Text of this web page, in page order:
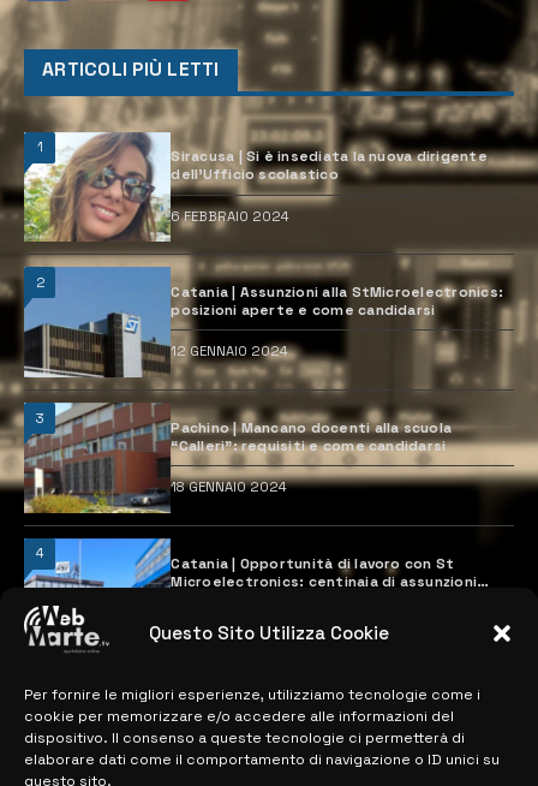
Questo Sito Utilizza Cookie
Per fornire le migliori esperienze, utilizziamo tecnologie come i
cookie per memorizzare e/o accedere alle informazioni del
dispositivo. Il consenso a queste tecnologie ci permetterà di
elaborare dati come il comportamento di navigazione o ID unici su
questo sito.
ARTICOLI PIÙ LETTI
1
Siracusa | Si è insediata la nuova dirigente
dell’Ufficio scolastico
6 FEBBRAIO 2024
2
Catania | Assunzioni alla StMicroelectronics:
posizioni aperte e come candidarsi
12 GENNAIO 2024
3
Pachino | Mancano docenti alla scuola
“Calleri”: requisiti e come candidarsi
18 GENNAIO 2024
4
Catania | Opportunità di lavoro con St
Microelectronics: centinaia di assunzioni
28 MARZO 2024
MAPPA DEL SITO
> NOTIZIE